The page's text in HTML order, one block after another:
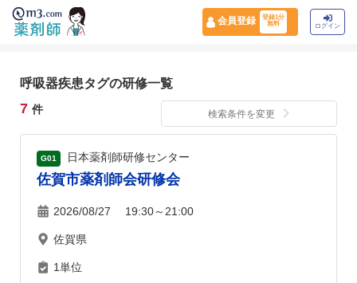
会員登録
登録1分
無料
ログイン
呼吸器疾患タグの研修一覧
7 件 検索条件を変更
G01 日本薬剤師研修センター
佐賀市薬剤師会研修会
2026/08/27 19:30～21:00
佐賀県
1単位